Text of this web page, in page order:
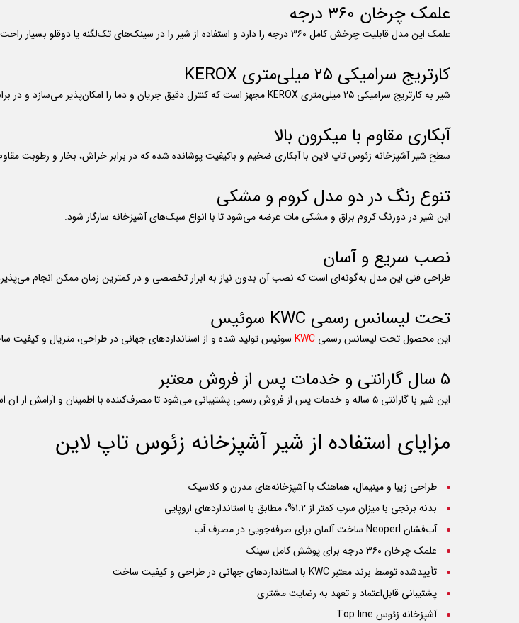
علمک چرخان ۳۶۰ درجه
علمک این مدل قابلیت چرخش کامل ۳۶۰ درجه را دارد و استفاده از شیر را در سینک‌های تک‌لگنه یا دوقلو بسیار راحت می‌کند.
کارتریج سرامیکی ۲۵ میلی‌متری KEROX
شیر به کارتریج سرامیکی ۲۵ میلی‌متری KEROX مجهز است که کنترل دقیق جریان و دما را امکان‌پذیر می‌سازد و در برابر نشتی و سایش عملکرد پایداری دارد.
آبکاری مقاوم با میکرون بالا
سطح شیر آشپزخانه زئوس تاپ لاین با آبکاری ضخیم و باکیفیت پوشانده شده که در برابر خراش، بخار و رطوبت
تنوع رنگ در دو مدل کروم و مشکی
این شیر در دورنگ کروم براق و مشکی مات عرضه می‌شود تا با انواع سبک‌های آشپزخانه سازگار شود.
نصب سریع و آسان
طراحی فنی این مدل به‌گونه‌ای است که نصب آن بدون نیاز به ابزار تخصصی و در کمترین زمان ممکن انجام
تحت لیسانس رسمی KWC سوئیس
این محصول تحت لیسانس رسمی KWC سوئیس تولید شده و از استانداردهای جهانی در طراحی، متریال و کیفیت
۵ سال گارانتی و خدمات پس از فروش معتبر
این شیر با گارانتی ۵ ساله و خدمات پس از فروش رسمی پشتیبانی می‌شود تا مصرف‌کننده با اطمینان و آرامش از آن استفاده کند.
مزایای استفاده از شیر آشپزخانه زئوس تاپ لاین
طراحی زیبا و مینیمال، هماهنگ با آشپزخانه‌های مدرن و کلاسیک
بدنه برنجی با میزان سرب کمتر از 1.2%، مطابق با استانداردهای اروپایی
آب‌فشان Neoperl ساخت آلمان برای صرفه‌جویی در مصرف آب
علمک چرخان ۳۶۰ درجه برای پوشش کامل سینک
تأییدشده توسط برند معتبر KWC با استانداردهای جهانی در طراحی و کیفیت ساخت
پشتیبانی قابل‌اعتماد و تعهد به رضایت مشتری
آشپزخانه زئوس Top line